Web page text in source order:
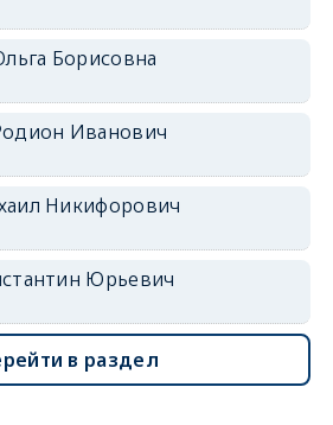
Борисовна
Иванович
Никифорович
Юрьевич
в раздел